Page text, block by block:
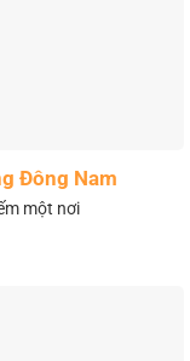
Đông Nam
một nơi